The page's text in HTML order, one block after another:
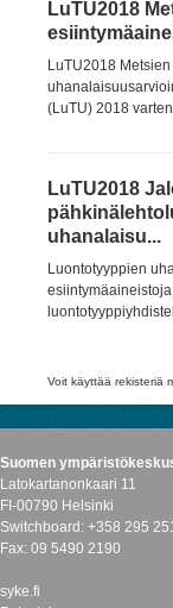
LuTU2018
LuTU2018
(LuTU) 2018
LuTU2018
uhanalaisu...
Luontotyyppien
Voit käyttää rekisteriä
Suomen
Latokartanonkaari 11
FI-00790 Helsinki
Switchboard: +358 295
Fax: 09 5490 2190
syke.fi